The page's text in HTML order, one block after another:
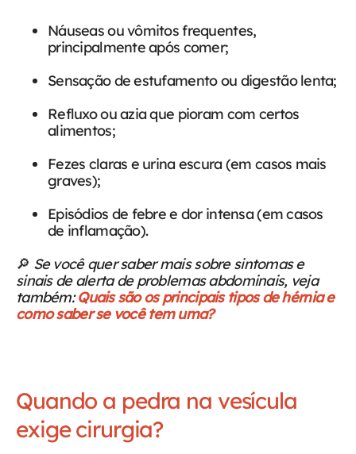
Náuseas ou vômitos frequentes,
principalmente após comer;
Sensação de estufamento ou digestão lenta;
Refluxo ou azia que pioram com certos
alimentos;
Fezes claras e urina escura (em casos mais
graves);
Episódios de febre e dor intensa (em casos
de inflamação).
🔎 Se você quer saber mais sobre sintomas e
sinais de alerta de problemas abdominais, veja
também:Quais são os principais tipos de hérnia e
como saber se você tem uma?
Quando a pedra na vesícula
exige cirurgia?